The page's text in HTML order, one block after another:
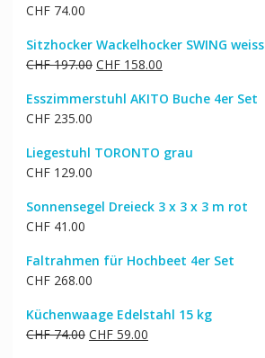
CHF74.00
Sitzhocker Wackelhocker SWING weiss
CHF197.00 Ursprünglicher
war:
CHF158.00Aktueller
ist:
Esszimmerstuhl AKITO Buche 4er Set
CHF235.00
Liegestuhl TORONTO grau
CHF129.00
Sonnensegel Dreieck 3 x 3 x 3 m rot
CHF41.00
Faltrahmen für Hochbeet 4er Set
CHF268.00
Küchenwaage Edelstahl 15 kg
CHF74.00 Ursprünglicher
CHF59.00Aktueller